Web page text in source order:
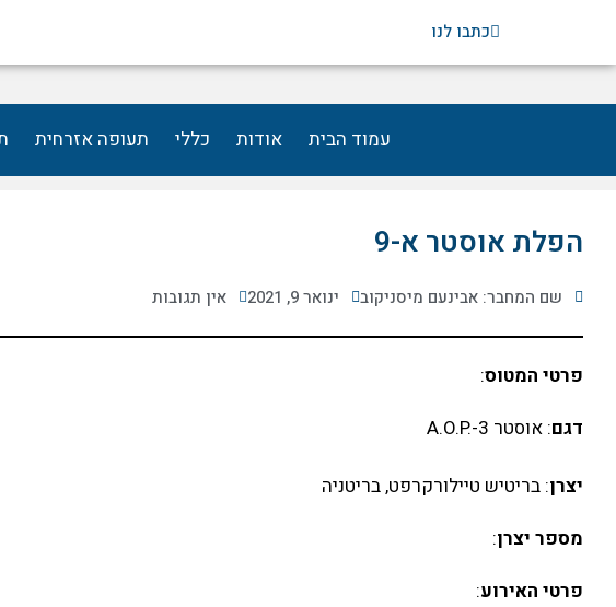
כתבו לנו
עמוד הבית אודות כללי תעופה אזרחית
הפלת אוסטר א-9
שם המחבר: אבינעם מיסניקוב ינואר 9, 2021 אין תגובות
פרטי המטוס:
דגם: אוסטר A.O.P.-3
יצרן: בריטיש טיילורקרפט, בריטניה
מספר יצרן:
פרטי האירוע: